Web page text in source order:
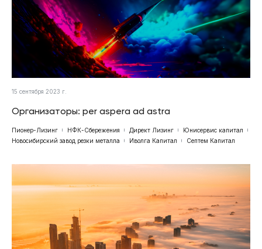
15 сентября 2023 г.
Организаторы: per aspera ad astra
Пионер-Лизинг НФК-Сбережения Директ Лизинг
Юнисервис капитал
Новосибирский завод резки металла
Иволга Капитал Септем Капитал